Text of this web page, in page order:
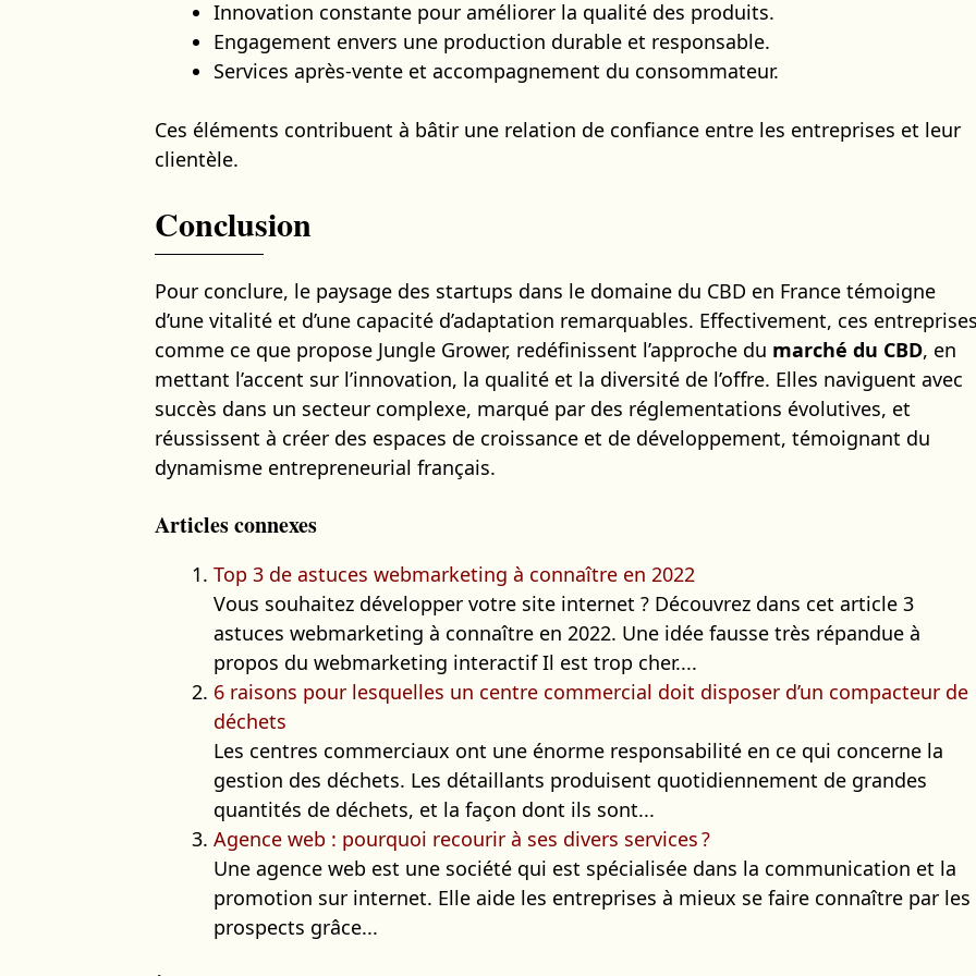
Innovation constante pour améliorer la qualité des produits.
Engagement envers une production durable et responsable.
Services après-vente et accompagnement du consommateur.
Ces éléments contribuent à bâtir une relation de confiance entre les entreprises et leur
clientèle.
Conclusion
Pour conclure, le paysage des startups dans le domaine du CBD en France témoigne
d’une vitalité et d’une capacité d’adaptation remarquables. Effectivement, ces
comme ce que propose Jungle Grower, redéfinissent l’approche du marché du CBD, en
mettant l’accent sur l’innovation, la qualité et la diversité de l’offre. Elles naviguent avec
succès dans un secteur complexe, marqué par des réglementations évolutives, et
réussissent à créer des espaces de croissance et de développement, témoignant du
dynamisme entrepreneurial français.
Articles connexes
Top 3 de astuces webmarketing à connaître en 2022
Vous souhaitez développer votre site internet ? Découvrez dans cet article 3
astuces webmarketing à connaître en 2022. Une idée fausse très répandue à
propos du webmarketing interactif Il est trop cher....
6 raisons pour lesquelles un centre commercial doit disposer d’un compacteur de
déchets
Les centres commerciaux ont une énorme responsabilité en ce qui concerne la
gestion des déchets. Les détaillants produisent quotidiennement de grandes
quantités de déchets, et la façon dont ils sont...
Agence web : pourquoi recourir à ses divers services ?
Une agence web est une société qui est spécialisée dans la communication et la
promotion sur internet. Elle aide les entreprises à mieux se faire connaître par les
prospects grâce...